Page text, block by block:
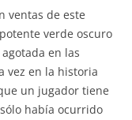
ventas de este
verde oscuro
en las
vez en la historia
un jugador tiene
había ocurrido